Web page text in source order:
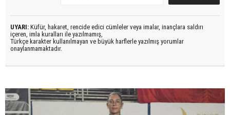
UYARI: Küfür, hakaret, rencide edici cümleler veya imalar, inançlara saldırı
içeren, imla kuralları ile yazılmamış,
Türkçe karakter kullanılmayan ve büyük harflerle yazılmış yorumlar
onaylanmamaktadır.